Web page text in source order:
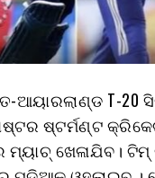
ଆୟାରଲାଣ୍ଡ T-
ଷ୍ଟର୍ମଣ୍ଟ
ମ୍ୟାଚ୍ ଖେଳାଯିବ।